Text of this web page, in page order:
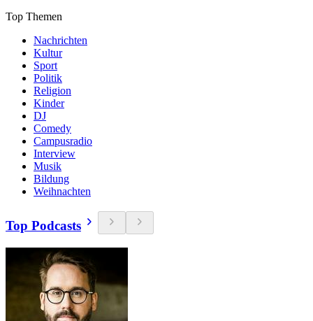
Top Themen
Nachrichten
Kultur
Sport
Politik
Religion
Kinder
DJ
Comedy
Campusradio
Interview
Musik
Bildung
Weihnachten
Top Podcasts